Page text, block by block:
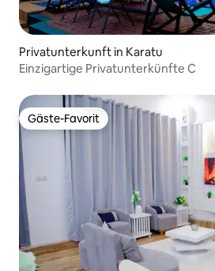
Privatunterkunft in Karatu
Einzigartige Privatunterkünfte C
Gäste-Favorit
Gäste-Favorit